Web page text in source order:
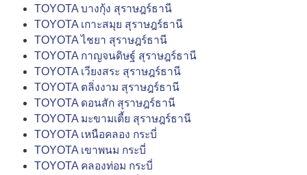
TOYOTA บางกุ้ง สุราษฎร์ธานี
TOYOTA เกาะสมุย สุราษฎร์ธานี
TOYOTA ไชยา สุราษฎร์ธานี
TOYOTA กาญจนดิษฐ์ สุราษฎร์ธานี
TOYOTA เวียงสระ สุราษฎร์ธานี
TOYOTA ตลิ่งงาม สุราษฎร์ธานี
TOYOTA ดอนสัก สุราษฎร์ธานี
TOYOTA มะขามเตี้ย สุราษฎร์ธานี
TOYOTA เหนือคลอง กระบี่
TOYOTA เขาพนม กระบี่
TOYOTA คลองท่อม กระบี่